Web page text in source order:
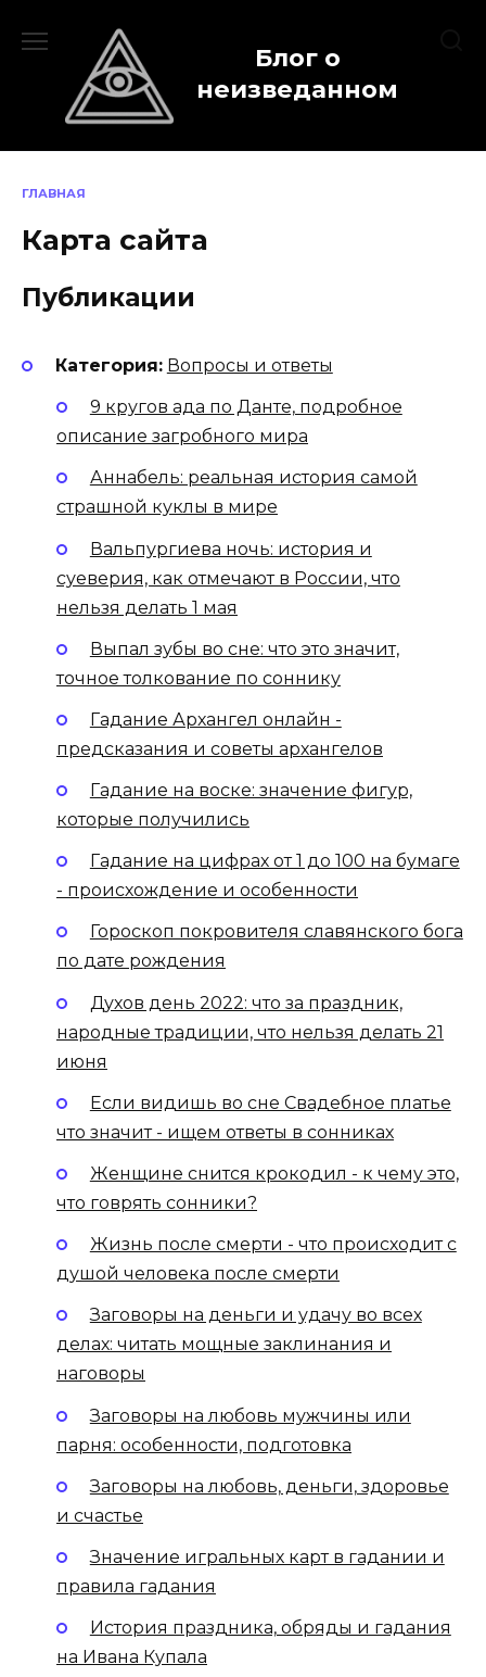
содержанию
Блог о
неизведанном
ГЛАВНАЯ
Карта сайта
Публикации
Категория: Вопросы и ответы
9 кругов ада по Данте, подробное
описание загробного мира
Аннабель: реальная история самой
страшной куклы в мире
Вальпургиева ночь: история и
суеверия, как отмечают в России, что
нельзя делать 1 мая
Выпал зубы во сне: что это значит,
точное толкование по соннику
Гадание Архангел онлайн -
предсказания и советы архангелов
Гадание на воске: значение фигур,
которые получились
Гадание на цифрах от 1 до 100 на бумаге
- происхождение и особенности
Гороскоп покровителя славянского бога
по дате рождения
Духов день 2022: что за праздник,
народные традиции, что нельзя делать 21
июня
Если видишь во сне Свадебное платье
что значит - ищем ответы в сонниках
Женщине снится крокодил - к чему это,
что говрять сонники?
Жизнь после смерти - что происходит с
душой человека после смерти
Заговоры на деньги и удачу во всех
делах: читать мощные заклинания и
наговоры
Заговоры на любовь мужчины или
парня: особенности, подготовка
Заговоры на любовь, деньги, здоровье
и счастье
Значение игральных карт в гадании и
правила гадания
История праздника, обряды и гадания
на Ивана Купала